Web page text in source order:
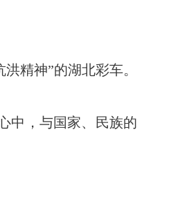
精神”的湖北彩车。
中，与国家、民族的